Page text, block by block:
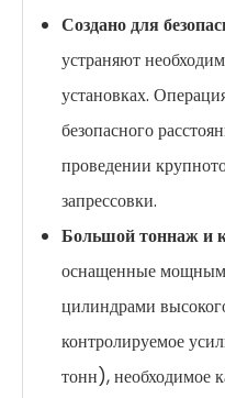
Создано для
устраняют
установках.
безопасного
проведении
запрессовки.
Большой тоннаж и
оснащенные
цилиндрами
контролируемое
тонн), необходимое